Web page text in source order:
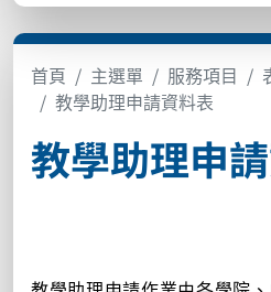
首頁 主選單 服務項目
教學助理申請資料表
教學助理申